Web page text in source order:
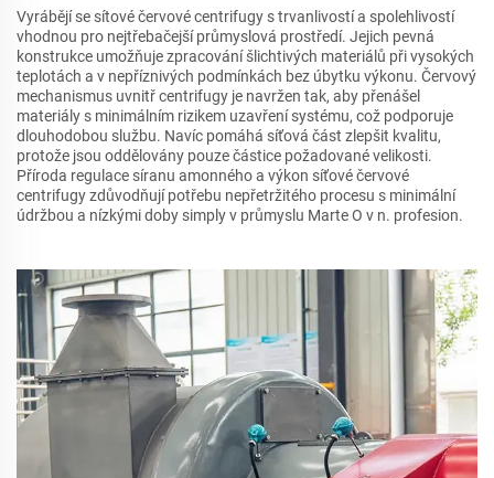
Vyrábějí se sítové červové centrifugy s trvanlivostí a spolehlivostí
vhodnou pro nejtřebačejší průmyslová prostředí. Jejich pevná
konstrukce umožňuje zpracování šlichtivých materiálů při vysokých
teplotách a v nepříznivých podmínkách bez úbytku výkonu. Červový
mechanismus uvnitř centrifugy je navržen tak, aby přenášel
materiály s minimálním rizikem uzavření systému, což podporuje
dlouhodobou službu. Navíc pomáhá síťová část zlepšit kvalitu,
protože jsou oddělovány pouze částice požadované velikosti.
Příroda regulace síranu amonného a výkon síťové červové
centrifugy zdůvodňují potřebu nepřetržitého procesu s minimální
údržbou a nízkými doby simply v průmyslu Marte O v n. profesion.